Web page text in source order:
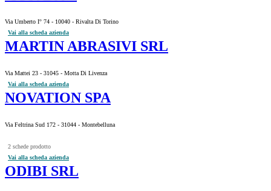
Via Umberto I° 74 - 10040 - Rivalta Di Torino
Vai alla scheda azienda
MARTIN ABRASIVI SRL
Via Mattei 23 - 31045 - Motta Di Livenza
Vai alla scheda azienda
NOVATION SPA
Via Feltrina Sud 172 - 31044 - Montebelluna
2 schede prodotto
Vai alla scheda azienda
ODIBI SRL